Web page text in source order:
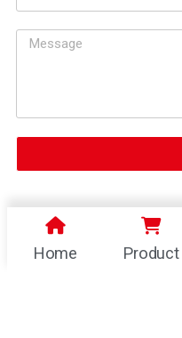
Home Product